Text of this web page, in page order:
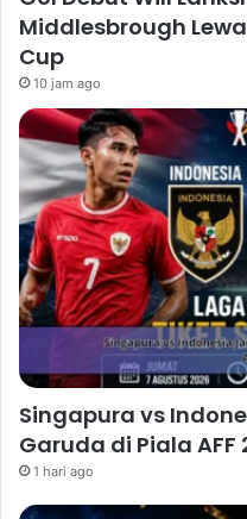
Middlesbrough
Cup
10 jam ago
Singapura vs
Garuda di Piala AFF
1 hari ago